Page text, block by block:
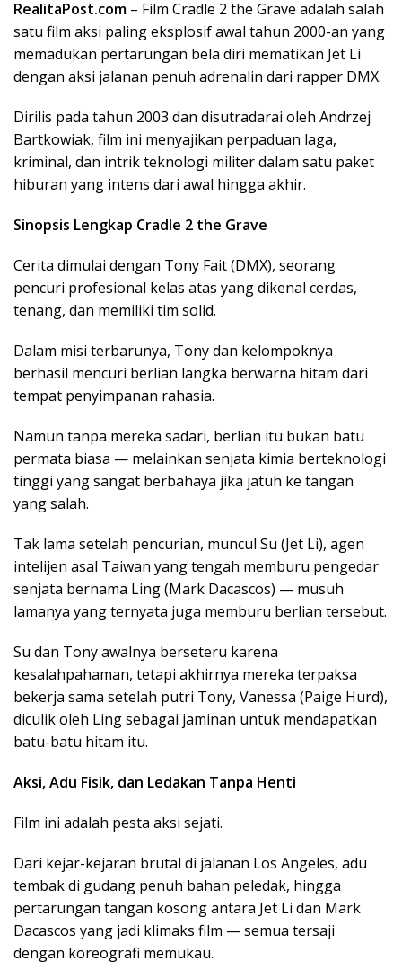
RealitaPost.com – Film Cradle 2 the Grave adalah salah
satu film aksi palingeksplosifawal tahun 2000-an yang
memadukan pertarungan bela diri mematikan Jet Li
dengan aksi jalanan penuh adrenalin dari rapper DMX.
Dirilis pada tahun 2003 dan disutradarai oleh Andrzej
Bartkowiak, film ini menyajikan perpaduan laga,
kriminal, dan intrikteknologi militerdalam satu paket
hiburan yang intens dari awal hingga akhir.
Sinopsis Lengkap Cradle 2 the Grave
Cerita dimulai dengan Tony Fait (DMX), seorang
pencuri profesional kelas atas yangdikenal cerdas,
tenang, dan memiliki tim solid.
Dalam misi terbarunya, Tony dan kelompoknya
berhasil mencuri berlian langka berwarna hitam dari
tempat penyimpanan rahasia.
Namun tanpa mereka sadari, berlian itu bukan batu
permata biasa — melainkan senjata kimia berteknologi
tinggi yang sangat berbahaya jika jatuh ke tangan
yang salah.
Tak lama setelah pencurian, muncul Su (Jet Li), agen
intelijen asal Taiwan yang tengah memburu pengedar
senjata bernama Ling (Mark Dacascos) — musuh
lamanya yang ternyata juga memburu berlian tersebut.
Su dan Tony awalnya berseteru karena
kesalahpahaman, tetapi akhirnya mereka terpaksa
bekerja sama setelah putri Tony, Vanessa (Paige Hurd),
diculik oleh Ling sebagai jaminan untuk mendapatkan
batu-batu hitam itu.
Aksi, Adu Fisik, dan Ledakan Tanpa Henti
Film ini adalah pesta aksi sejati.
Dari kejar-kejaran brutal di jalanan Los Angeles, adu
tembak di gudang penuh bahan peledak, hingga
pertarungan tangan kosong antara Jet Li dan Mark
Dacascos yang jadi klimaks film — semua tersaji
dengan koreografi memukau.